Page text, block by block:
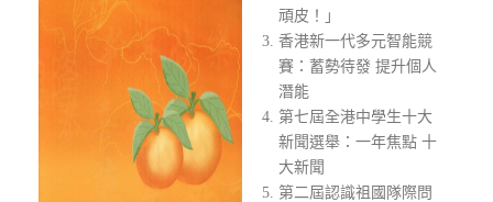
頑皮！」
香港新一代多元智能競
賽：蓄勢待發 提升個人
潛能
第七屆全港中學生十大
新聞選舉：一年焦點 十
大新聞
第二屆認識祖國隊際問